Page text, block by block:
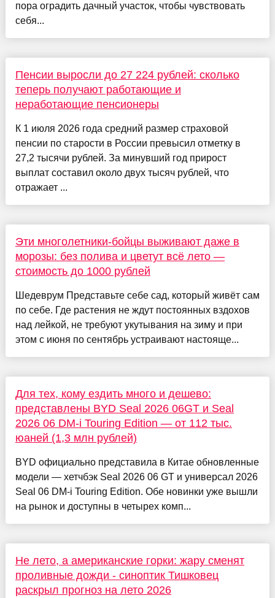
пора оградить дачный участок, чтобы чувствовать
себя...
Пенсии выросли до 27 224 рублей: сколько
теперь получают работающие и
неработающие пенсионеры
К 1 июля 2026 года средний размер страховой
пенсии по старости в России превысил отметку в
27,2 тысячи рублей. За минувший год прирост
выплат составил около двух тысяч рублей, что
отражает ...
Эти многолетники-бойцы выживают даже в
морозы: без полива и цветут всё лето —
стоимость до 1000 рублей
Шедеврум Представьте себе сад, который живёт сам
по себе. Где растения не ждут постоянных вздохов
над лейкой, не требуют укутывания на зиму и при
этом с июня по сентябрь устраивают настояще...
Для тех, кому ездить много и дешево:
представлены BYD Seal 2026 06GT и Seal
2026 06 DM-i Touring Edition — от 112 тыс.
юаней (1,3 млн рублей)
BYD официально представила в Китае обновленные
модели — хетчбэк Seal 2026 06 GT и универсал 2026
Seal 06 DM-i Touring Edition. Обе новинки уже вышли
на рынок и доступны в четырех комп...
Не лето, а американские горки: жару сменят
проливные дожди - синоптик Тишковец
раскрыл прогноз на лето 2026